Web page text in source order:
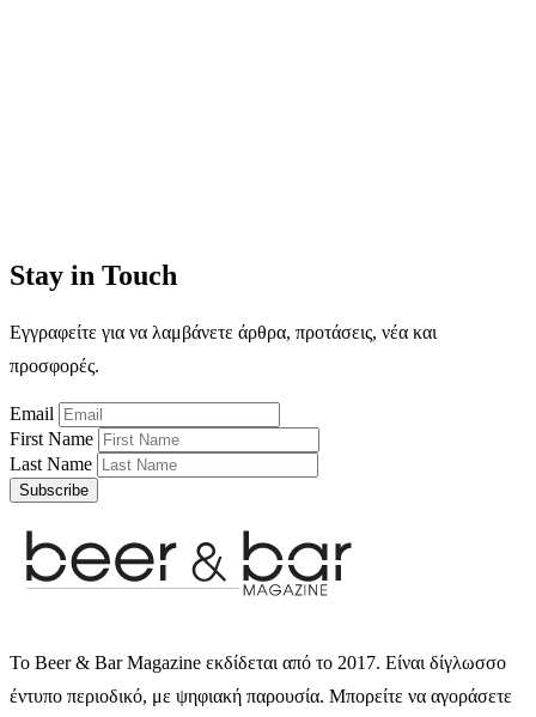
Stay in Touch
Εγγραφείτε για να λαμβάνετε άρθρα, προτάσεις, νέα και
προσφορές.
Email
First Name
Last Name
Subscribe
Το Beer & Bar Magazine εκδίδεται από το 2017. Είναι δίγλωσσο
έντυπο περιοδικό, με ψηφιακή παρουσία. Μπορείτε να αγοράσετε